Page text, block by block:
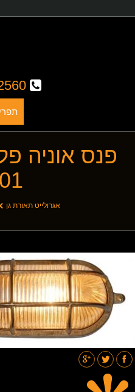
תאורת גן
קטלוג גופי
תאורת פנים
תאורת רחובות
בלוג
גלריות
פנס אוניה
אגרולייט תאורת גן